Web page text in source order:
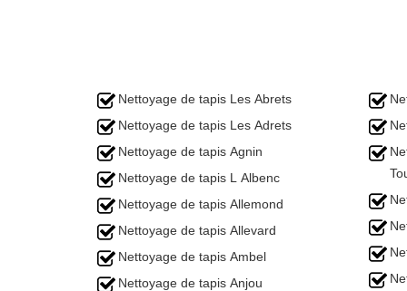
Nettoyage de tapis Les Abrets
Nettoyage de tapis Les Adrets
Nettoyage de tapis Agnin
Nettoyage de tapis L Albenc
Nettoyage de tapis Allemond
Nettoyage de tapis Allevard
Nettoyage de tapis Ambel
Nettoyage de tapis Anjou